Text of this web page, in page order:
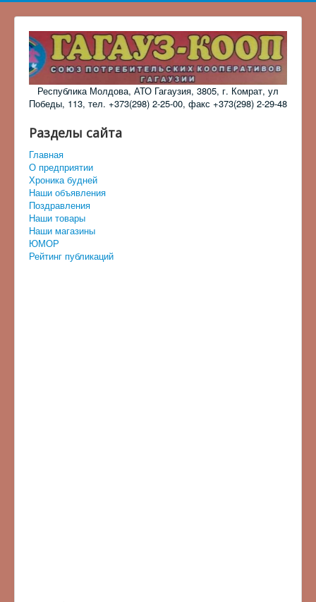
Республика Молдова, АТО Гагаузия, 3805, г. Комрат, ул
Победы, 113, тел. +373(298) 2-25-00, факс +373(298) 2-29-48
Разделы сайта
Главная
О предприятии
Хроника будней
Наши объявления
Поздравления
Наши товары
Наши магазины
ЮМОР
Рейтинг публикаций